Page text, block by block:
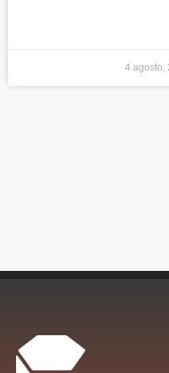
4 agosto,